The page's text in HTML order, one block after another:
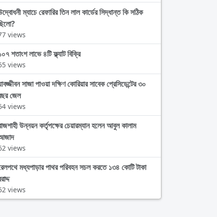
ম্যাচে রেফারির তিন লাল কার্ডের সিদ্ধান্ত কি সঠিক
views
শতাংশ লাভে ৪টি ফ্ল্যাট বিক্রি
views
সাজা পাওয়া দক্ষিণ কোরিয়ার সাবেক প্রেসিডেন্টের ৩০
জেল
views
উন্নয়ন কর্তৃপক্ষের চেয়ারম্যান হলেন আবুল কালাম
views
মধ্যপাড়ার পাথর পরিবহন সচল করতে ১৩৪ কোটি টাকা
views